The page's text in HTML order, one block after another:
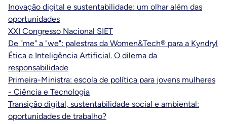
Inovação digital e sustentabilidade: um olhar além das
oportunidades
XXI Congresso Nacional SIET
De "me" a "we": palestras da Women&Tech® para a Kyndryl
Ética e Inteligência Artificial. O dilema da
responsabilidade
Primeira-Ministra: escola de política para jovens mulheres
- Ciência e Tecnologia
Transição digital, sustentabilidade social e ambiental:
oportunidades de trabalho?